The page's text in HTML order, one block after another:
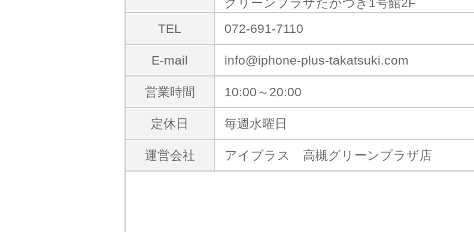
グリーンプラザたかつき1号館2F
TEL
072-691-7110
E-mail info@iphone-plus-takatsuki.com
営業時間 10:00～20:00
定休日 毎週水曜日
運営会社 アイプラス 高槻グリーンプラザ店